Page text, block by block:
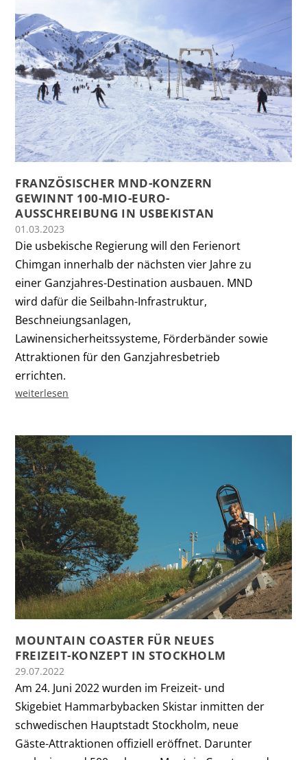
FRANZÖSISCHER MND-KONZERN
GEWINNT 100-MIO-EURO-
AUSSCHREIBUNG IN USBEKISTAN
01.03.2023
Die usbekische Regierung will den Ferienort
Chimgan innerhalb der nächsten vier Jahre zu
einer Ganzjahres-Destination ausbauen. MND
wird dafür die Seilbahn-Infrastruktur,
Beschneiungsanlagen,
Lawinensicherheitssysteme, Förderbänder sowie
Attraktionen für den Ganzjahresbetrieb
errichten.
weiterlesen
MOUNTAIN COASTER FÜR NEUES
FREIZEIT-KONZEPT IN STOCKHOLM
29.07.2022
Am 24. Juni 2022 wurden im Freizeit- und
Skigebiet Hammarbybacken Skistar inmitten der
schwedischen Hauptstadt Stockholm, neue
Gäste-Attraktionen offiziell eröffnet. Darunter